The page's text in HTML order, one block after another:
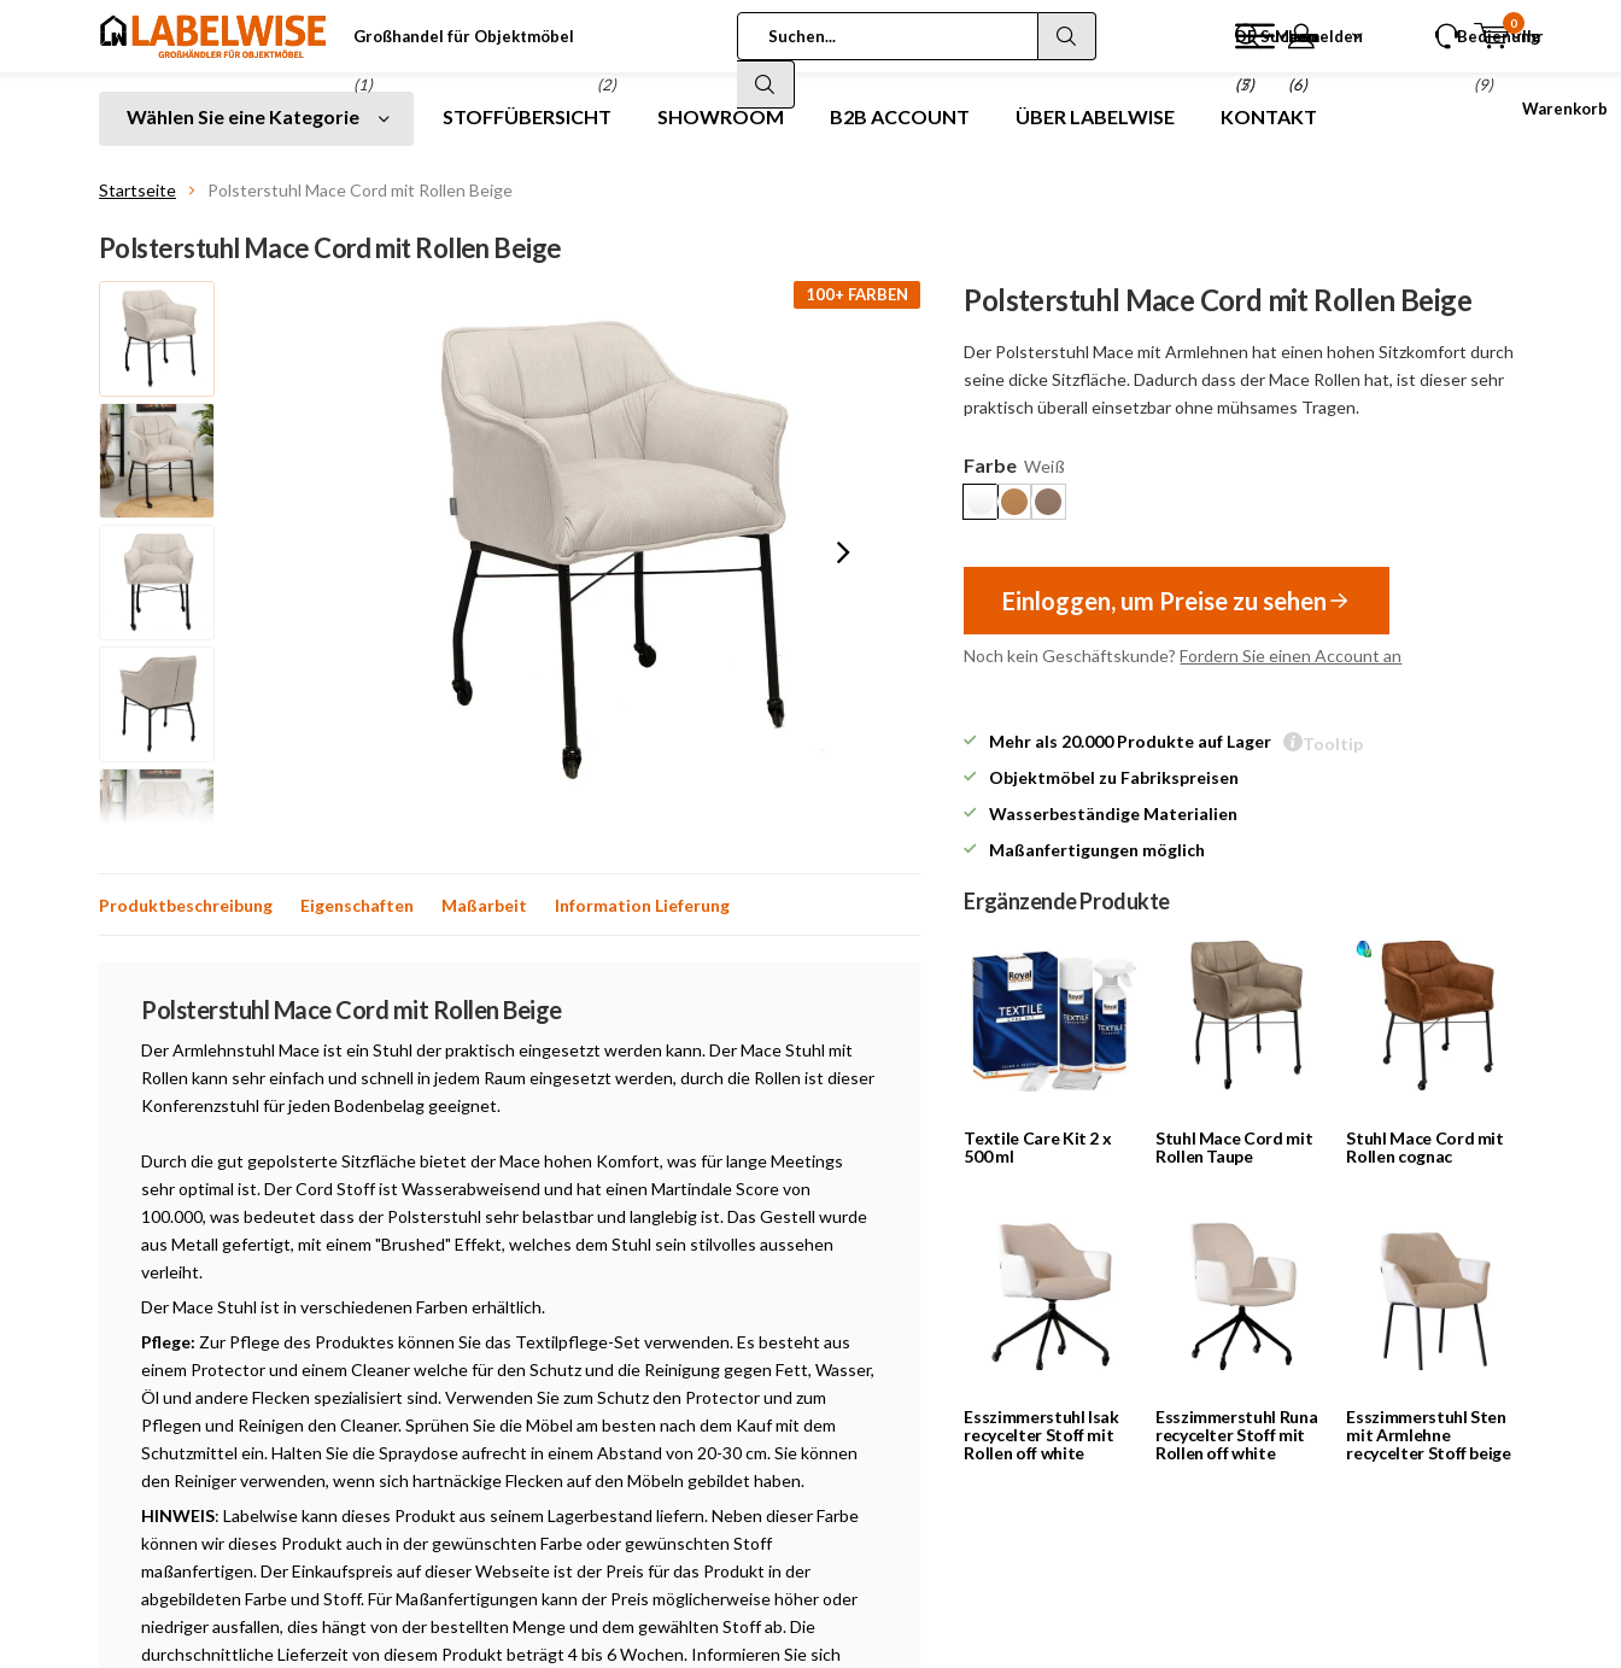
Großhandel für Objektmöbel
(1) (2)
DE Suchen
(5)
anmelden
(6)
Menu
(7)
Bedienung
Ihr
Warenkorb
0
(9)
Wählen Sie eine Kategorie STOFFÜBERSICHT SHOWROOM B2B ACCOUNT ÜBER LABELWISE KONTAKT
Startseite Polsterstuhl Mace Cord mit Rollen Beige
Polsterstuhl Mace Cord mit Rollen Beige
100+ FARBEN Polsterstuhl Mace Cord mit Rollen Beige
Der Polsterstuhl Mace mit Armlehnen hat einen hohen Sitzkomfort durch
seine dicke Sitzfläche. Dadurch dass der Mace Rollen hat, ist dieser sehr
praktisch überall einsetzbar ohne mühsames Tragen.
Farbe Weiß
Einloggen, um Preise zu sehen
Noch kein Geschäftskunde?Fordern Sie einen Account an
Mehr als 20.000 Produkte auf Lager
Tooltip
Objektmöbel zu Fabrikspreisen
Wasserbeständige Materialien
Maßanfertigungen möglich
Produktbeschreibung Eigenschaften Maßarbeit Information Lieferung
Polsterstuhl Mace Cord mit Rollen Beige
Der Armlehnstuhl Mace ist ein Stuhl der praktisch eingesetzt werden kann. Der Mace Stuhl mit
Rollen kann sehr einfach und schnell in jedem Raum eingesetzt werden, durch die Rollen ist dieser
Konferenzstuhl für jeden Bodenbelag geeignet.
Durch die gut gepolsterte Sitzfläche bietet der Mace hohen Komfort, was für lange Meetings
sehr optimal ist. Der Cord Stoff ist Wasserabweisend und hat einen Martindale Score von
100.000, was bedeutet dass der Polsterstuhl sehr belastbar und langlebig ist. Das Gestell wurde
aus Metall gefertigt, mit einem "Brushed" Effekt, welches dem Stuhl sein stilvolles aussehen
verleiht.
Der Mace Stuhl ist in verschiedenen Farben erhältlich.
Pflege: Zur Pflege des Produktes können Sie das Textilpflege-Set verwenden. Es besteht aus
einem Protector und einem Cleaner welche für den Schutz und die Reinigung gegen Fett, Wasser,
Öl und andere Flecken spezialisiert sind. Verwenden Sie zum Schutz den Protector und zum
Pflegen und Reinigen den Cleaner. Sprühen Sie die Möbel am besten nach dem Kauf mit dem
Schutzmittel ein. Halten Sie die Spraydose aufrecht in einem Abstand von 20-30 cm. Sie können
den Reiniger verwenden, wenn sich hartnäckige Flecken auf den Möbeln gebildet haben.
HINWEIS: Labelwise kann dieses Produkt aus seinem Lagerbestand liefern. Neben dieser Farbe
können wir dieses Produkt auch in der gewünschten Farbe oder gewünschten Stoff
maßanfertigen. Der Einkaufspreis auf dieser Webseite ist der Preis für das Produkt in der
abgebildeten Farbe und Stoff. Für Maßanfertigungen kann der Preis möglicherweise höher oder
niedriger ausfallen, dies hängt von der bestellten Menge und dem gewählten Stoff ab. Die
durchschnittliche Lieferzeit von diesem Produkt beträgt 4 bis 6 Wochen. Informieren Sie sich
Ergänzende Produkte
Textile Care Kit 2 x
500 ml
Stuhl Mace Cord mit
Rollen Taupe
Stuhl Mace Cord mit
Rollen cognac
Esszimmerstuhl Isak
recycelter Stoff mit
Rollen off white
Esszimmerstuhl Runa
recycelter Stoff mit
Rollen off white
Esszimmerstuhl Sten
mit Armlehne
recycelter Stoff beige